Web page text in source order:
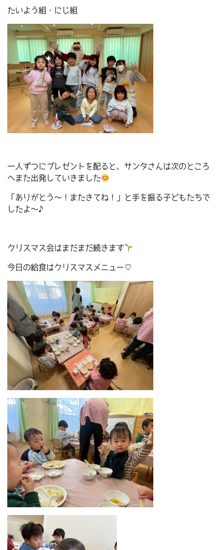
たいよう組・にじ組
一人ずつにプレゼントを配ると、サンタさんは次のところ
へまた出発していきました
「ありがとう～！またきてね！」と手を振る子どもたちで
したよ～♪
クリスマス会はまだまだ続きます
今日の給食はクリスマスメニュー♡